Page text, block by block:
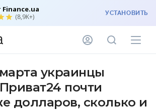
(8,9K+) УСТАНОВИТЬ
украинцы
почти
долларов, сколько и